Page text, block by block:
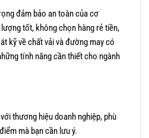
đảm bảo an toàn của cơ
tốt, không chọn hàng rẻ tiền,
kỹ về chất vải và đường may có
tính năng cần thiết cho ngành
thương hiệu doanh nghiệp, phù
mà bạn cần lưu ý.